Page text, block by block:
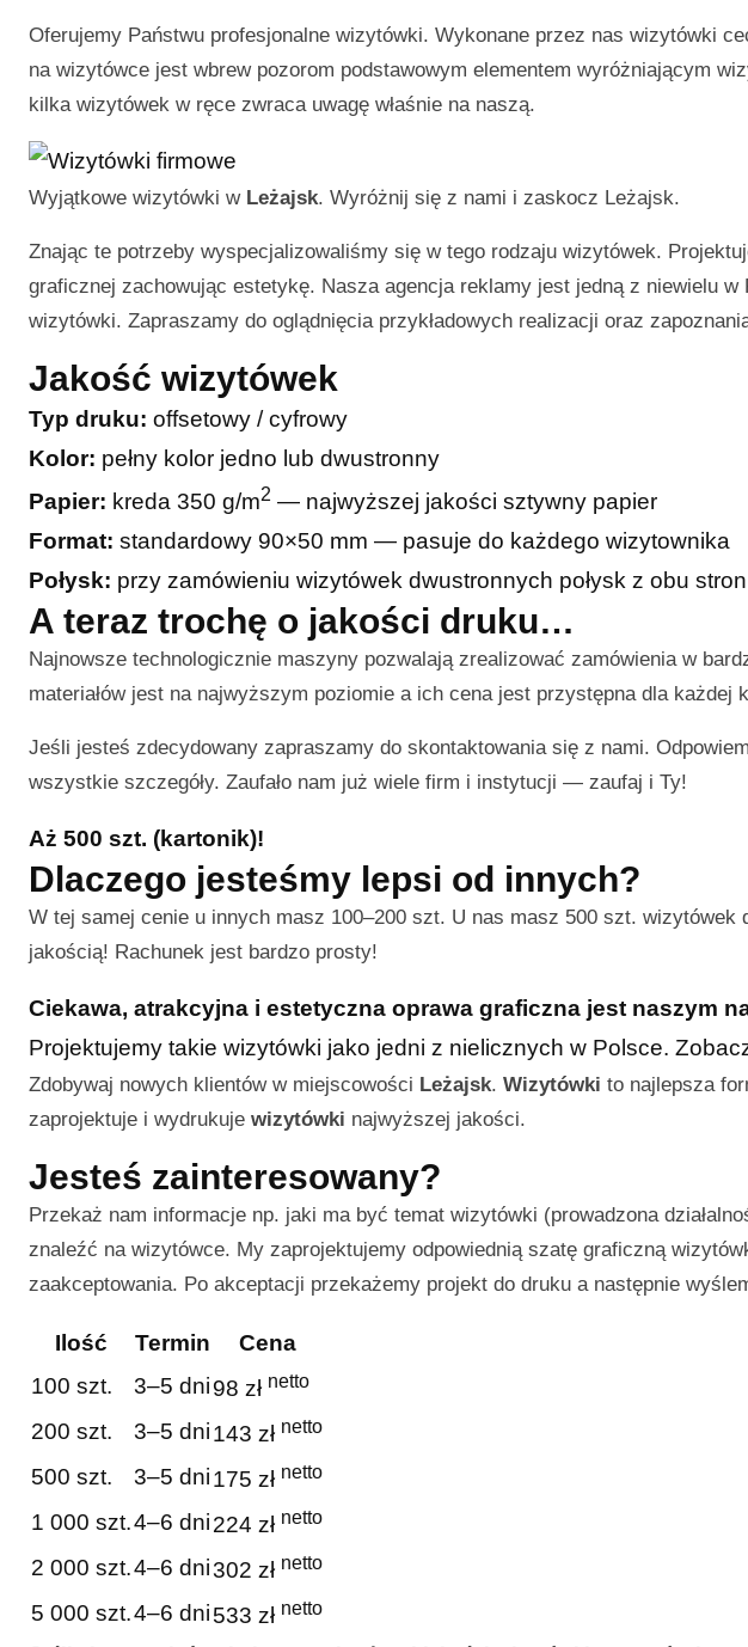
Oferujemy Państwu profesjonalne wizytówki. Wykonane przez nas wizytówki
na wizytówce jest wbrew pozorom podstawowym elementem wyróżniającym
kilka wizytówek w ręce zwraca uwagę właśnie na naszą.
Wyjątkowe wizytówki w Leżajsk. Wyróżnij się z nami i zaskocz Leżajsk.
Znając te potrzeby wyspecjalizowaliśmy się w tego rodzaju wizytówek.
graficznej zachowując estetykę. Nasza agencja reklamy jest jedną z niewielu
wizytówki. Zapraszamy do oglądnięcia przykładowych realizacji oraz
Jakość wizytówek
Typ druku: offsetowy / cyfrowy
Kolor: pełny kolor jedno lub dwustronny
Papier: kreda 350 g/m2 — najwyższej jakości sztywny papier
Format: standardowy 90×50 mm — pasuje do każdego wizytownika
Połysk: przy zamówieniu wizytówek dwustronnych połysk z obu
A teraz trochę o jakości druku…
Najnowsze technologicznie maszyny pozwalają zrealizować zamówienia w
materiałów jest na najwyższym poziomie a ich cena jest przystępna dla każdej
Jeśli jesteś zdecydowany zapraszamy do skontaktowania się z nami.
wszystkie szczegóły. Zaufało nam już wiele firm i instytucji — zaufaj i Ty!
Aż 500 szt. (kartonik)!
Dlaczego jesteśmy lepsi od innych?
W tej samej cenie u innych masz 100–200 szt. U nas masz 500 szt.
jakością! Rachunek jest bardzo prosty!
Ciekawa, atrakcyjna i estetyczna oprawa graficzna jest naszym
Projektujemy takie wizytówki jako jedni z nielicznych w Polsce.
Zdobywaj nowych klientów w miejscowości Leżajsk. Wizytówki to najlepsza
zaprojektuje i wydrukuje wizytówki najwyższej jakości.
Jesteś zainteresowany?
Przekaż nam informacje np. jaki ma być temat wizytówki (prowadzona
znaleźć na wizytówce. My zaprojektujemy odpowiednią szatę graficzną
zaakceptowania. Po akceptacji przekażemy projekt do druku a następnie
Ilość Termin
Cena
100 szt.
3–5 dni98 zł netto
200 szt. 3–5 dni143 zł netto
500 szt. 3–5 dni175 zł netto
1 000 szt.4–6 dni224 zł netto
2 000 szt.4–6 dni302 zł netto
5 000 szt.4–6 dni533 zł netto